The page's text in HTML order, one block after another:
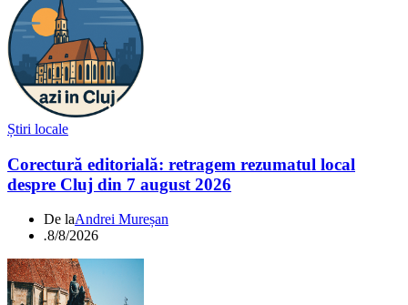
Știri locale
Corectură editorială: retragem rezumatul local
despre Cluj din 7 august 2026
De laAndrei Mureșan
.8/8/2026